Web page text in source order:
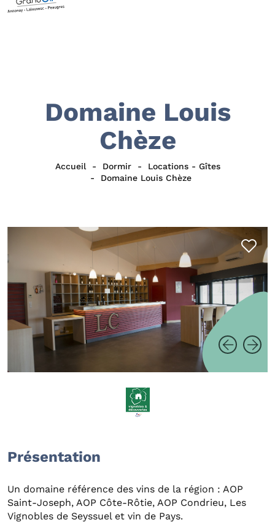
Domaine Louis
Chèze
Accueil Dormir
Locations - Gîtes
Domaine Louis Chèze
Présentation
Un domaine référence des vins de la région : AOP
Saint-Joseph, AOP Côte-Rôtie, AOP Condrieu, Les
Vignobles de Seyssuel et vin de Pays.